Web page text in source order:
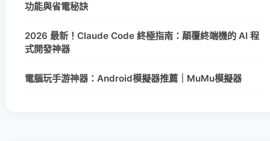
功能與省電秘訣
2026 最新！Claude Code 終極指南：顛覆終端機的 AI 程
式開發神器
電腦玩手游神器：Android模擬器推薦｜MuMu模擬器